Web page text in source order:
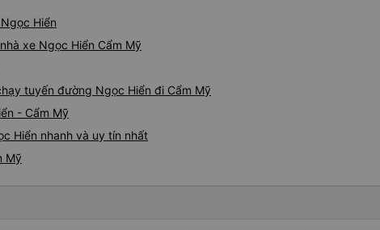
Hiển
xe Ngọc Hiển Cẩm Mỹ
tuyến đường Ngọc Hiển đi Cẩm Mỹ
- Cẩm Mỹ
Hiển nhanh và uy tín nhất
Mỹ